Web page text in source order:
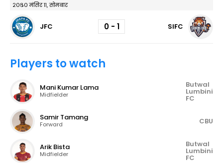
२०८० मंसिर ११, सोमबार
JFC 0 - 1 SIFC
Players to watch
Mani Kumar Lama
Midfielder
Butwal
Lumbini
FC
Samir Tamang
Forward CBU
Arik Bista
Midfielder
Butwal
Lumbini
FC